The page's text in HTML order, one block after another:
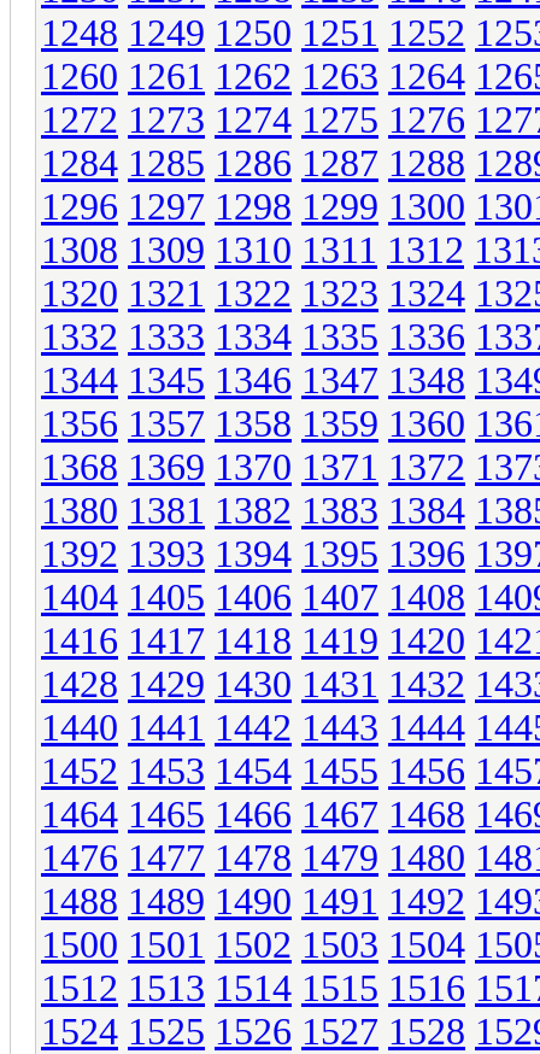
1248 1249 1250 1251 1252
1260 1261 1262 1263 1264
1272 1273 1274 1275 1276
1284 1285 1286 1287 1288
1296 1297 1298 1299 1300
1308 1309 1310 1311 1312
1320 1321 1322 1323 1324
1332 1333 1334 1335 1336
1344 1345 1346 1347 1348
1356 1357 1358 1359 1360
1368 1369 1370 1371 1372
1380 1381 1382 1383 1384
1392 1393 1394 1395 1396
1404 1405 1406 1407 1408
1416 1417 1418 1419 1420
1428 1429 1430 1431 1432
1440 1441 1442 1443 1444
1452 1453 1454 1455 1456
1464 1465 1466 1467 1468
1476 1477 1478 1479 1480
1488 1489 1490 1491 1492
1500 1501 1502 1503 1504
1512 1513 1514 1515 1516
1524 1525 1526 1527 1528